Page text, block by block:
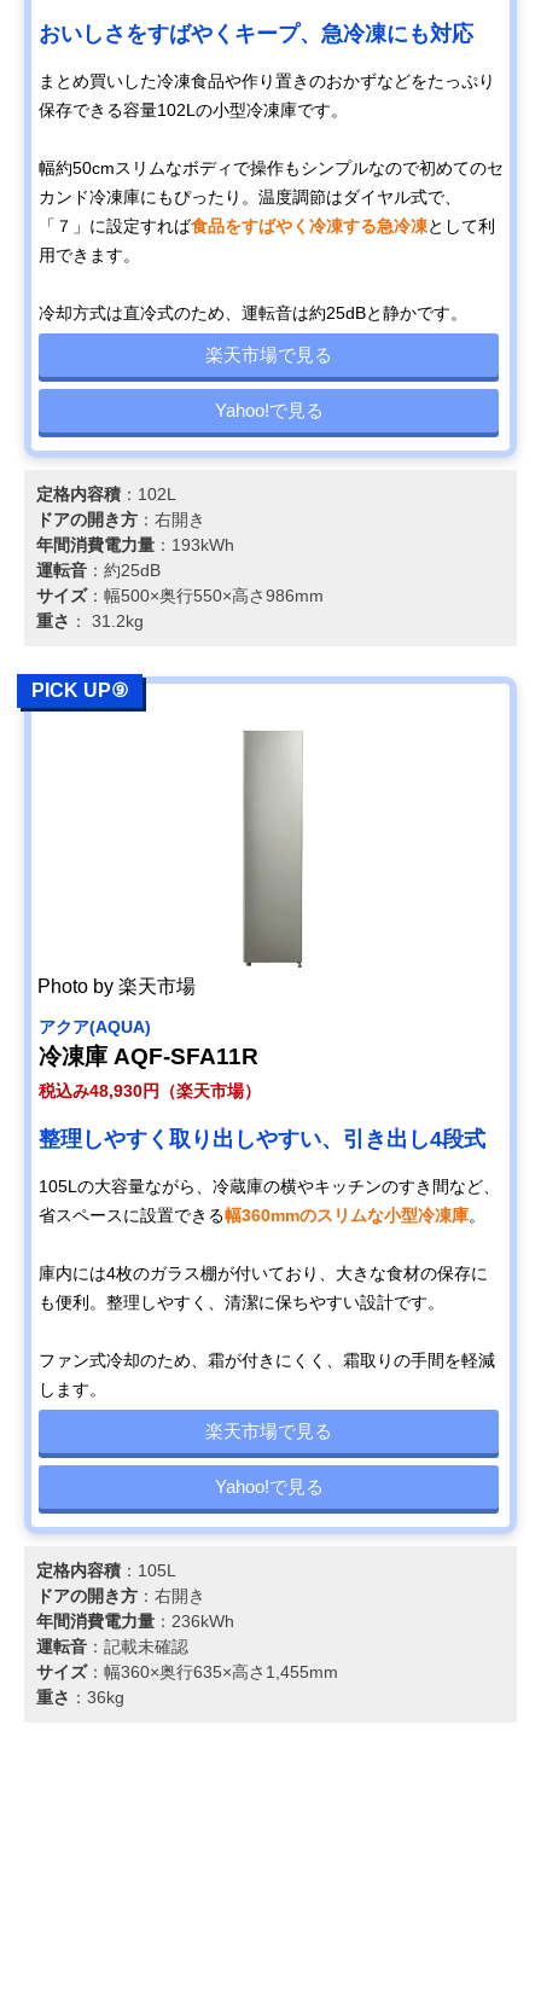
おいしさをすばやくキープ、急冷凍にも対応
まとめ買いした冷凍食品や作り置きのおかずなどをたっぷり
保存できる容量102Lの小型冷凍庫です。
幅約50cmスリムなボディで操作もシンプルなので初めてのセ
カンド冷凍庫にもぴったり。温度調節はダイヤル式で、
「７」に設定すれば食品をすばやく冷凍する急冷凍として利
用できます。
冷却方式は直冷式のため、運転音は約25dBと静かです。
楽天市場で見る
Yahoo!で見る
定格内容積 ：102L
ドアの開き方 ：右開き
年間消費電力量 ：193kWh
運転音 ：約25dB
サイズ：幅500×奥行550×高さ986mm
重さ ： 31.2kg
PICK UP⑨
Photo by 楽天市場
アクア(AQUA)
冷凍庫 AQF-SFA11R
税込み48,930円（楽天市場）
整理しやすく取り出しやすい、引き出し4段式
105Lの大容量ながら、冷蔵庫の横やキッチンのすき間など、
省スペースに設置できる幅360mmのスリムな小型冷凍庫。
庫内には4枚のガラス棚が付いており、大きな食材の保存に
も便利。整理しやすく、清潔に保ちやすい設計です。
ファン式冷却のため、霜が付きにくく、霜取りの手間を軽減
します。
楽天市場で見る
Yahoo!で見る
定格内容積 ：105L
ドアの開き方 ：右開き
年間消費電力量 ：236kWh
運転音 ：記載未確認
サイズ：幅360×奥行635×高さ1,455mm
重さ ：36kg